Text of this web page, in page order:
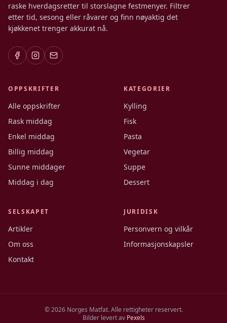
raske hverdagsretter til storslagne festmenyer. Filtrer
etter tid, sesong eller råvarer og finn nøyaktig det
kjøkkenet trenger akkurat nå.
OPPSKRIFTER
Alle oppskrifter
Rask middag
Enkel middag
Billig middag
Sunne middager
Middag i dag
KATEGORIER
Kylling
Fisk
Pasta
Vegetar
Suppe
Dessert
SELSKAPET
Artikler
Om oss
Kontakt
JURIDISK
Personvern og vilkår
Informasjonskapsler
©2026Norges Matfat. Alle rettigheter reservert.
Bilder levert av Pexels